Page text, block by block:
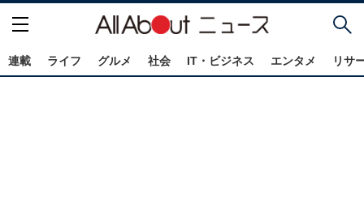
連載 ライフ グルメ 社会 IT・ビジネス エンタメ リサ